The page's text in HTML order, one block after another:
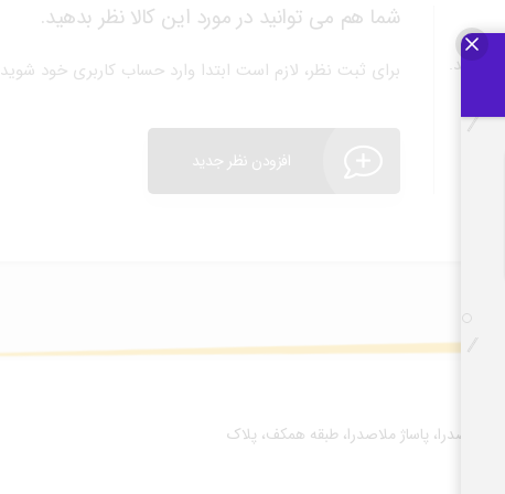
شوید.
شما هم می توانید در مورد این کالا نظر بدهید.
برای ثبت نظر، لازم است ابتدا وارد حساب کاربری خود شوید.
افزودن نظر جدید
ملاصدرا، پاساژ ملاصدرا، طبقه همکف، پلاک